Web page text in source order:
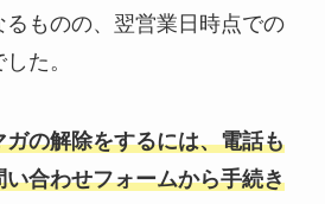
るものの、翌営業日時点での
た。
の解除をするには、電話も
合わせフォームから手続き